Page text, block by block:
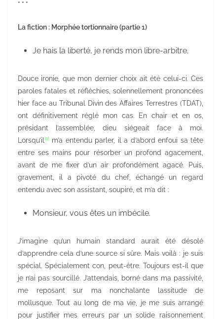
* * *
La fiction : Morphée tortionnaire (partie 1)
Je hais la liberté, je rends mon libre-arbitre.
Douce ironie, que mon dernier choix ait été celui-ci. Ces
paroles fatales et réfléchies, solennellement prononcées
hier face au Tribunal Divin des Affaires Terrestres (TDAT),
ont définitivement réglé mon cas. En chair et en os,
présidant l’assemblée, dieu siégeait face à moi.
Lorsqu’il [1]
m’a entendu parler, il a d’abord enfoui sa tête
entre ses mains pour résorber un profond agacement,
avant de me fixer d’un air profondément agacé. Puis,
gravement, il a pivoté du chef, échangé un regard
entendu avec son assistant, soupiré, et m’a dit :
Monsieur, vous êtes un imbécile.
J’imagine qu’un humain standard aurait été désolé
d’apprendre cela d’une source si sûre. Mais voilà : je suis
spécial. Spécialement con, peut-être. Toujours est-il que
je n’ai pas sourcillé. J’attendais, borné dans ma passivité,
me reposant sur ma nonchalante lassitude de
mollusque. Tout au long de ma vie, je me suis arrangé
pour justifier mes erreurs par un solide raisonnement